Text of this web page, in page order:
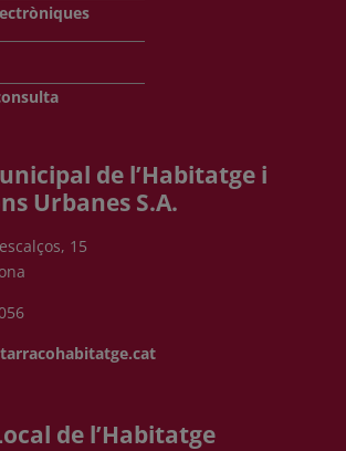
de l’Habitatge i
Urbanes S.A.
15
de l’Habitatge